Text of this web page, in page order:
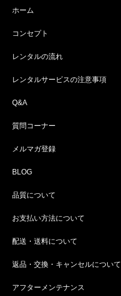
ホーム
コンセプト
レンタルの流れ
レンタルサービスの注意事項
Q&A
質問コーナー
メルマガ登録
BLOG
品質について
お支払い方法について
配送・送料について
返品・交換・キャンセルについて
アフターメンテナンス